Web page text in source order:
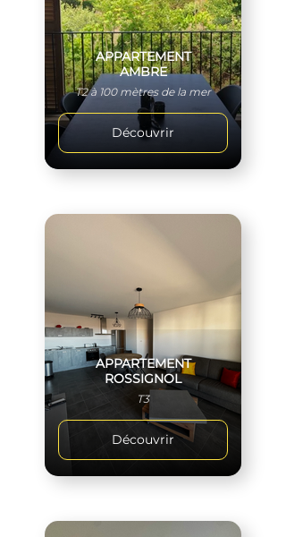
APPARTEMENT
AMBRE
T2 à 100 mètres de la mer
Découvrir
APPARTEMENT
ROSSIGNOL
T3
Découvrir